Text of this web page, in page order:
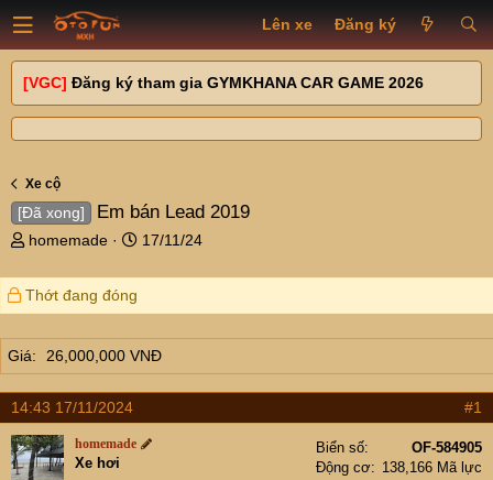
Lên xe Đăng ký
[VGC] Đăng ký tham gia GYMKHANA CAR GAME 2026
Xe cộ
[Đã xong] Em bán Lead 2019
T
r
e
d
s
a
r
t
e
homemade
N
à
ử
i
17/11/24
Thớt đang đóng
Giá 26,000,000 VNĐ
14:43 17/11/2024 #1
homemade
Xe hơi
Biển số
OF-584905
Động cơ
138,166 Mã lực